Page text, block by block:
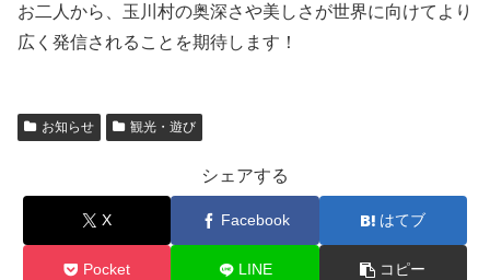
お二人から、玉川村の奥深さや美しさが世界に向けてより
広く発信されることを期待します！
お知らせ 観光・遊び
シェアする
X Facebook はてブ
Pocket LINE コピー